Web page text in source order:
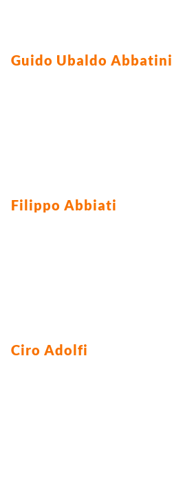
Guido Ubaldo Abbatini
Filippo Abbiati
Ciro Adolfi